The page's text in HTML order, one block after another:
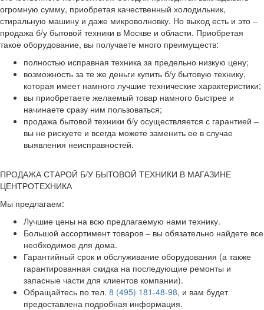
огромную сумму, приобретая качественный холодильник,
стиральную машину и даже микроволновку. Но выход есть и это –
продажа б/у бытовой техники в Москве и области. Приобретая
такое оборудование, вы получаете много преимуществ:
полностью исправная техника за предельно низкую цену;
возможность за те же деньги купить б/у бытовую технику,
которая имеет намного лучшие технические характеристики;
вы приобретаете желаемый товар намного быстрее и
начинаете сразу ним пользоваться;
продажа бытовой техники б/у осуществляется с гарантией –
вы не рискуете и всегда можете заменить ее в случае
выявления неисправностей.
ПРОДАЖА СТАРОЙ Б/У БЫТОВОЙ ТЕХНИКИ В МАГАЗИНЕ
ЦЕНТРОТЕХНИКА
Мы предлагаем:
Лучшие цены на всю предлагаемую нами технику.
Большой ассортимент товаров – вы обязательно найдете все
необходимое для дома.
Гарантийный срок и обслуживание оборудования (а также
гарантированная скидка на последующие ремонты и
запасные части для клиентов компании).
Обращайтесь по тел. 8 (495) 181-48-98, и вам будет
предоставлена подробная информация.